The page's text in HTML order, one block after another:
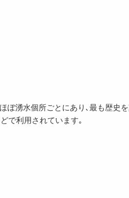
ぼ湧水個所ごとにあり､最も歴史
で利用されています｡